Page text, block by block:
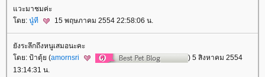
แวะมาชมค่ะ
โดย: นู๋ที 15 พฤษภาคม 2554 22:58:06 น.
ยังระลึกถึงหนูเสมอนะคะ
โดย: ป้าตุ้ย (amornsri
) 5 สิงหาคม 2554
13:14:31 น.